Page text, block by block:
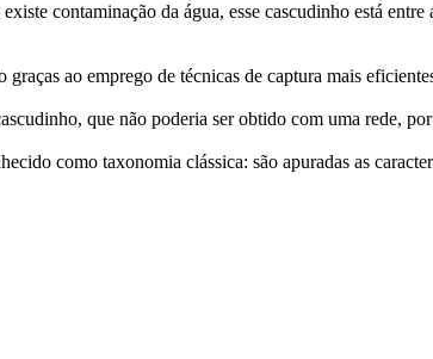
contaminação da água, esse cascudinho está
ao emprego de técnicas de captura mais
que não poderia ser obtido com uma rede,
como taxonomia clássica: são apuradas as